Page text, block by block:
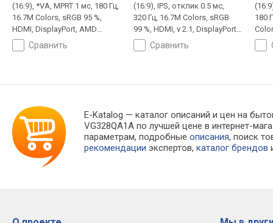
(16:9), *VA, MPRT 1 мс, 180 Гц,
16.7M Colors, sRGB 95 %,
HDMI, DisplayPort, AMD
FreeSync, HDR
сравнить
(16:9), IPS, отклик 0.5 мс,
320 Гц, 16.7M Colors, sRGB
99 %, HDMI, v 2.1, DisplayPort,
ХАБ: USB-A 2x5Gbps, AMD
FreeSync Premium, NVIDIA G-
сравнить
180
78
E-Katalog — каталог описаний и цен на
VG328QA1A по лучшей цене в интернет-
параметрам, подробныеописания, поиск
рекомендации экспертов,каталог брендов